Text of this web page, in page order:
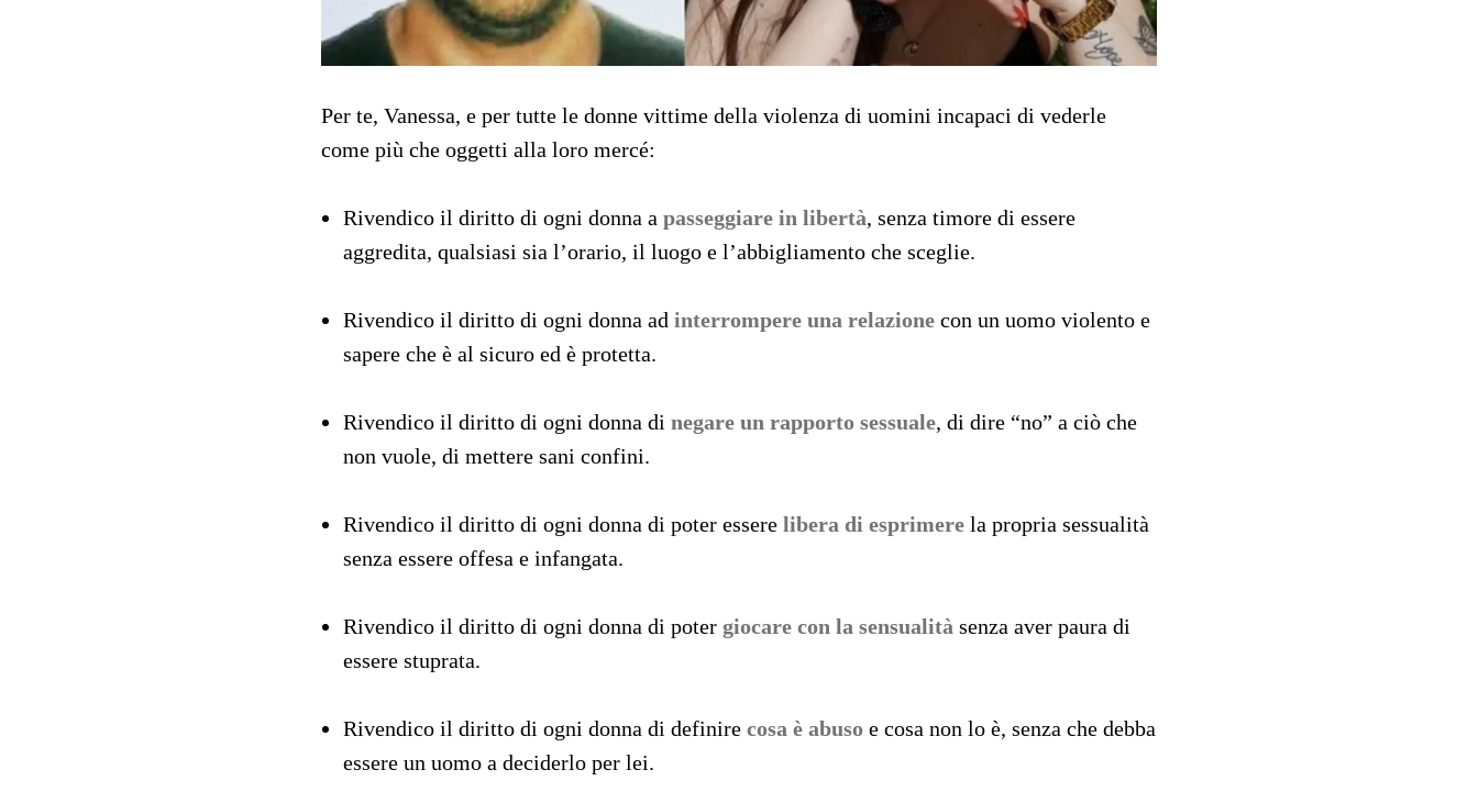
Per te, Vanessa, e per tutte le donne vittime della violenza di uomini incapaci di vederle
come più che oggetti alla loro mercé:
Rivendico il diritto di ogni donna a passeggiare in libertà, senza timore di essere
aggredita, qualsiasi sia l’orario, il luogo e l’abbigliamento che sceglie.
Rivendico il diritto di ogni donna ad interrompere una relazione con un uomo violento e
sapere che è al sicuro ed è protetta.
Rivendico il diritto di ogni donna di negare un rapporto sessuale, di dire “no” a ciò che
non vuole, di mettere sani confini.
Rivendico il diritto di ogni donna di poter essere libera di esprimere la propria sessualità
senza essere offesa e infangata.
Rivendico il diritto di ogni donna di poter giocare con la sensualità senza aver paura di
essere stuprata.
Rivendico il diritto di ogni donna di definire cosa è abuso e cosa non lo è, senza che debba
essere un uomo a deciderlo per lei.